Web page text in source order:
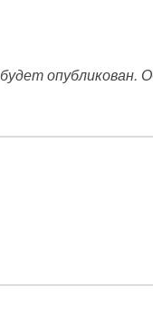
опубликован.